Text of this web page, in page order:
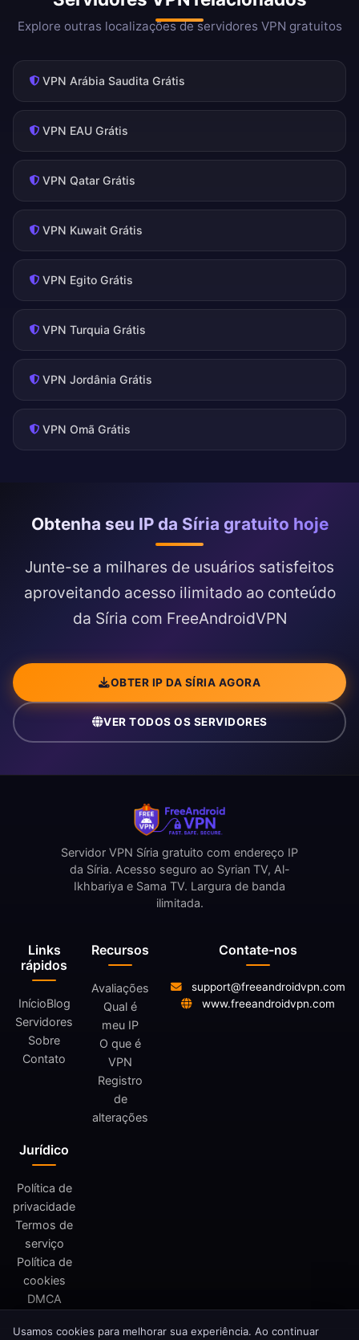
Explore outras localizações de servidores VPN gratuitos
VPN Arábia Saudita Grátis
VPN EAU Grátis
VPN Qatar Grátis
VPN Kuwait Grátis
VPN Egito Grátis
VPN Turquia Grátis
VPN Jordânia Grátis
VPN Omã Grátis
Obtenha seu IP da Síria gratuito hoje
Junte-se a milhares de usuários satisfeitos
aproveitando acesso ilimitado ao conteúdo
da Síria com FreeAndroidVPN
OBTER IP DA SÍRIA AGORA
VER TODOS OS SERVIDORES
Links
rápidos
InícioBlog
Servidores
Sobre
Contato
Recursos
Avaliações
Qual é
meu IP
O que é
VPN
Registro
de
alterações
Jurídico
Política de
privacidade
Termos de
serviço
Política de
cookies
DMCA
Servidor VPN Síria gratuito com endereço IP
da Síria. Acesso seguro ao Syrian TV, Al-
Ikhbariya e Sama TV. Largura de banda
ilimitada.
Contate-nos
support@freeandroidvpn.com
www.freeandroidvpn.com
Usamos cookies para melhorar sua experiência. Ao continuar